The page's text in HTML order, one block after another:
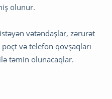
olunur.
vətəndaşlar, zərurət
və telefon qovşaqları
təmin olunacaqlar.